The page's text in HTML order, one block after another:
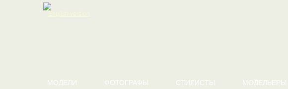
МОДЕЛИ ФОТОГРАФЫ СТИЛИСТЫ МОДЕЛЬЕРЫ